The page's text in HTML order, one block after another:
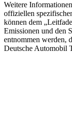
Weitere
offiziellen
können dem
Emissionen und den
entnommen werden,
Deutsche Automobil